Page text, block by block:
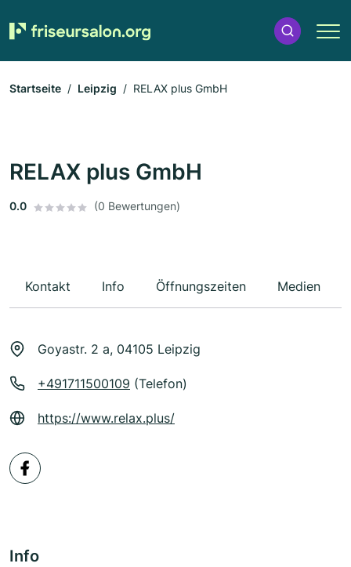
Startseite Leipzig RELAX plus GmbH
RELAX plus GmbH
0.0 (0 Bewertungen)
Kontakt Info Öffnungszeiten Medien
Goyastr. 2 a, 04105 Leipzig
+491711500109 (Telefon)
https://www.relax.plus/
Info